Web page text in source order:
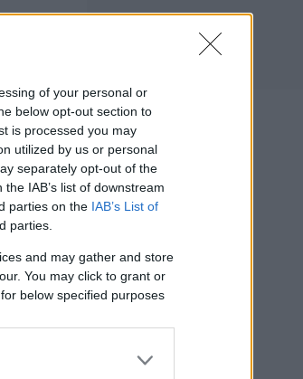
of your personal or
below opt-out section to
is processed you may
utilized by us or personal
separately opt-out of the
IAB’s list of downstream
parties on the IAB’s List of
parties.
and may gather and store
You may click to grant or
below specified purposes